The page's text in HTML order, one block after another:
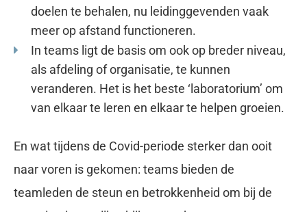
doelen te behalen, nu leidinggevenden vaak
meer op afstand functioneren.
In teams ligt de basis om ook op breder niveau,
als afdeling of organisatie, te kunnen
veranderen. Het is het beste ‘laboratorium’ om
van elkaar te leren en elkaar te helpen groeien.
En wat tijdens de Covid-periode sterker dan ooit
naar voren is gekomen: teams bieden de
teamleden de steun en betrokkenheid om bij de